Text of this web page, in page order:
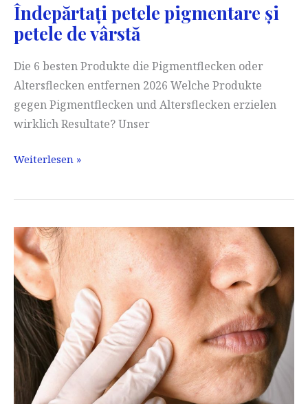
Îndepărtați petele pigmentare și
petele de vârstă
Die 6 besten Produkte die Pigmentflecken oder
Altersflecken entfernen 2026 Welche Produkte
gegen Pigmentflecken und Altersflecken erzielen
wirklich Resultate? Unser
Îndepărtați
pigmentare
petele
de
vârstă
Weiterlesen »